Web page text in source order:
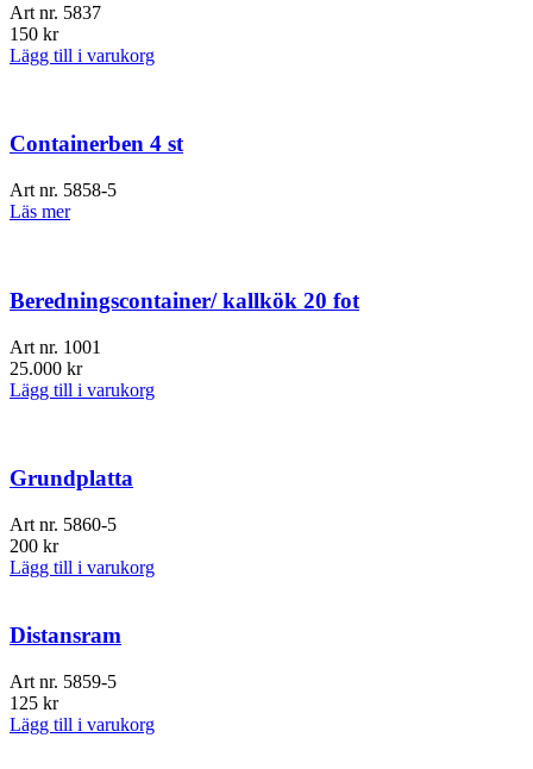
Art nr. 5837
150 kr
Lägg till i varukorg
Containerben 4 st
Art nr. 5858-5
Läs mer
Beredningscontainer/ kallkök 20 fot
Art nr. 1001
25.000 kr
Lägg till i varukorg
Grundplatta
Art nr. 5860-5
200 kr
Lägg till i varukorg
Distansram
Art nr. 5859-5
125 kr
Lägg till i varukorg